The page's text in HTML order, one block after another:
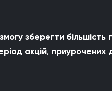
зберегти більшість
акцій, приурочених